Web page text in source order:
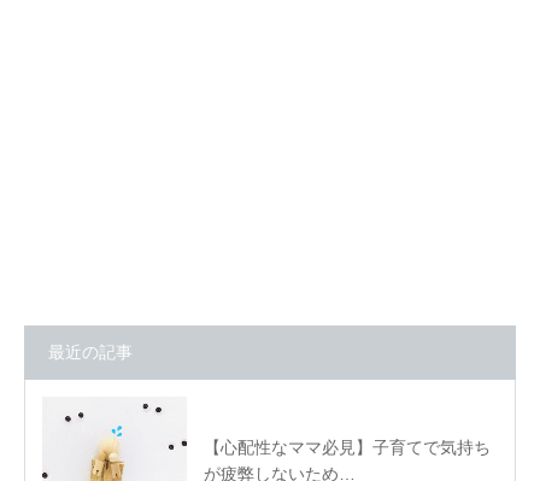
最近の記事
【心配性なママ必見】子育てで気持ち
が疲弊しないため…